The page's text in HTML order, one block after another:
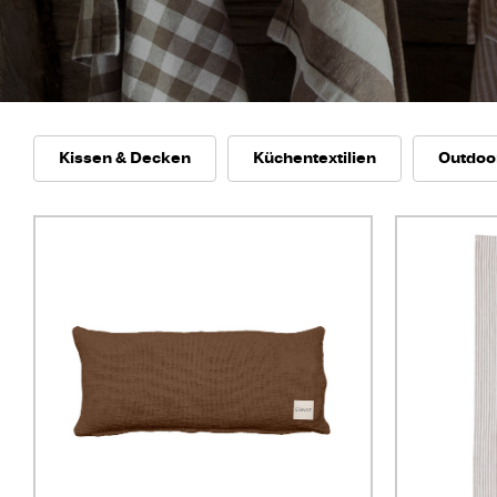
Kissen & Decken Küchentextilien